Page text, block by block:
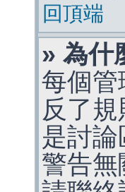
回頂端
» 為什
每個管
反了
是討
警告